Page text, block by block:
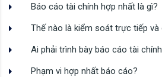
Báo cáo tài chính hợp nhất là gì?
Thế nào là kiểm soát trực tiếp và
Ai phải trình bày báo cáo tài
Phạm vi hợp nhất báo cáo?